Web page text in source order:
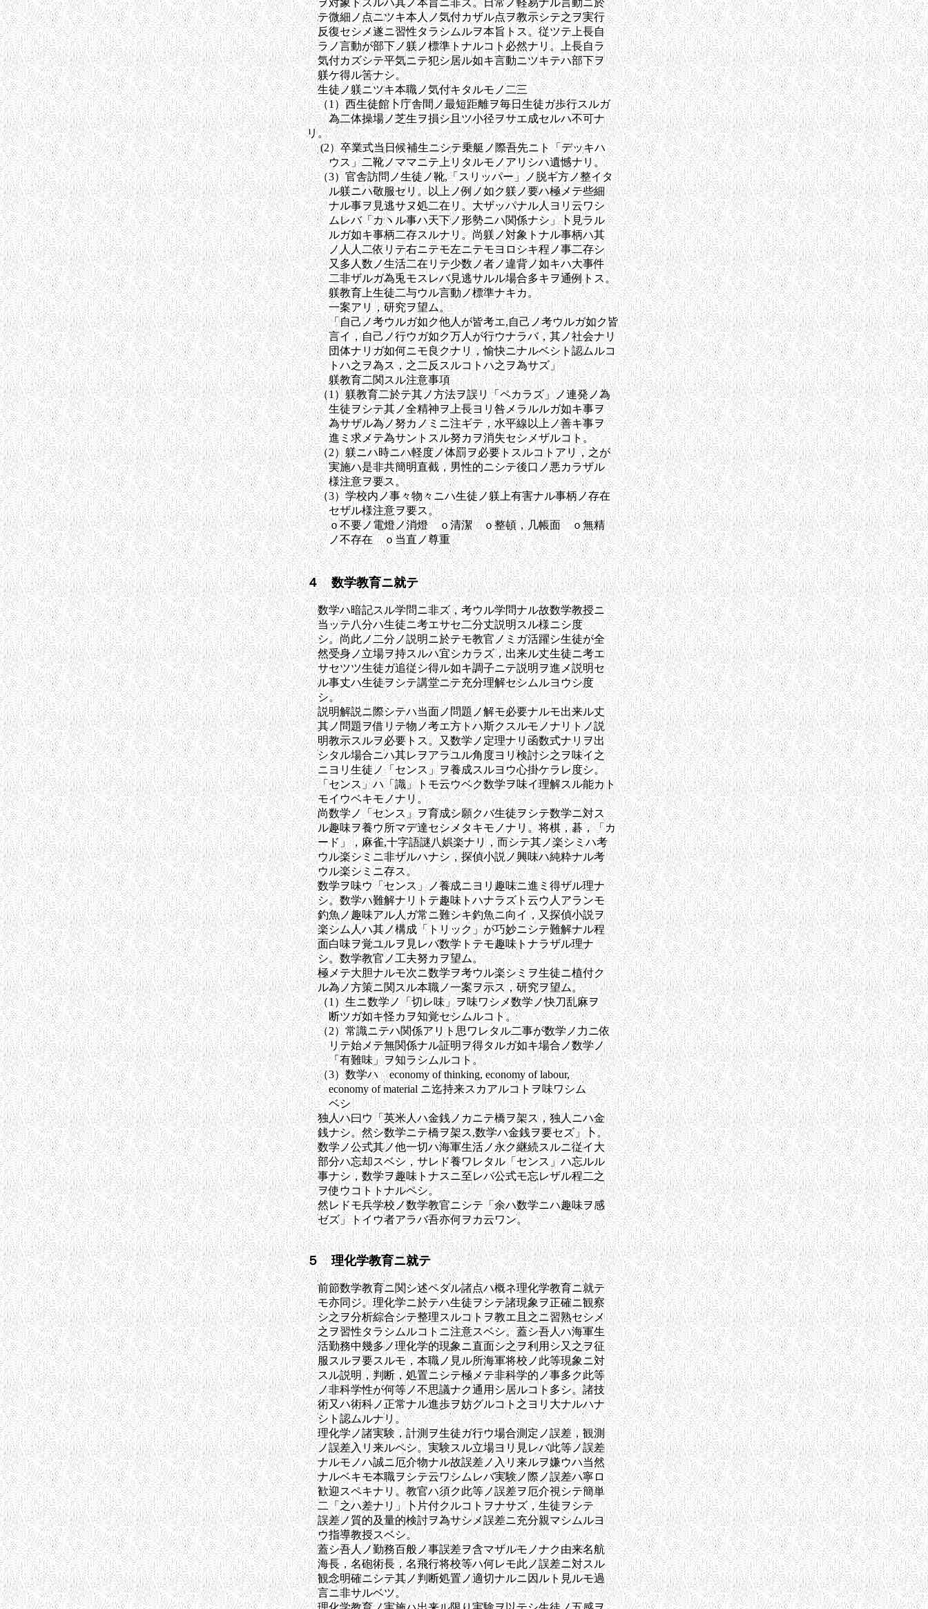
ヲ対象トスルハ其ノ本旨ニ非ズ。日常ノ軽易ナル言動ニ於
テ微細ノ点ニツキ本人ノ気付カザル点ヲ教示シテ之ヲ実行
反復セシメ遂ニ習性タラシムルヲ本旨トス。従ツテ上長自
ラノ言動が部下ノ躾ノ標準トナルコト必然ナリ。上長自ラ
気付カズシテ平気ニテ犯シ居ル如キ言動ニツキテハ部下ヲ
躾ケ得ル筈ナシ。
生徒ノ躾ニツキ本職ノ気付キタルモノ二三
（1）西生徒館卜庁舎間ノ最短距離ヲ毎日生徒ガ歩行スルガ
為二体操場ノ芝生ヲ損シ且ツ小径ヲサエ成セルハ不可ナ
リ。
(2）卒業式当日候補生ニシテ乗艇ノ際吾先ニト「デッキハ
ウス」二靴ノママニテ上リタルモノアリシハ遺憾ナリ。
（3）官舎訪問ノ生徒ノ靴,「スリッパー」ノ脱ギ方ノ整イタ
ル躾ニハ敬服セリ。以上ノ例ノ如ク躾ノ要ハ極メテ些細
ナル事ヲ見逃サヌ処二在リ。大ザッパナル人ヨリ云ワシ
ムレバ「カヽル事ハ天下ノ形勢ニハ関係ナシ」卜見ラル
ルガ如キ事柄二存スルナリ。尚躾ノ対象トナル事柄ハ其
ノ人人二依リテ右ニテモ左ニテモヨロシキ程ノ事二存シ
又多人数ノ生活二在リテ少数ノ者ノ違背ノ如キハ大事件
二非ザルガ為兎モスレバ見逃サルル場合多キヲ通例トス。
躾教育上生徒二与ウル言動ノ標準ナキカ。
一案アリ，研究ヲ望ム。
「自己ノ考ウルガ如ク他人が皆考エ,自己ノ考ウルガ如ク皆
言イ，自己ノ行ウガ如ク万人が行ウナラバ，其ノ社会ナリ
団体ナリガ如何ニモ良クナリ，愉快ニナルベシト認ムルコ
トハ之ヲ為ス，之二反スルコトハ之ヲ為サズ」
躾教育二関スル注意事項
（1）躾教育二於テ其ノ方法ヲ誤リ「ペカラズ」ノ連発ノ為
生徒ヲシテ其ノ全精神ヲ上長ヨリ咎メラルルガ如キ事ヲ
為サザル為ノ努カノミニ注ギテ，水平線以上ノ善キ事ヲ
進ミ求メテ為サントスル努カヲ消失セシメザルコト。
（2）躾ニハ時ニハ軽度ノ体罰ヲ必要トスルコトアリ，之が
実施ハ是非共簡明直截，男性的ニシテ後口ノ悪カラザル
様注意ヲ要ス。
（3）学校内ノ事々物々ニハ生徒ノ躾上有害ナル事柄ノ存在
セザル様注意ヲ要ス。
ｏ不要ノ電燈ノ消燈 ｏ清潔 ｏ整頓，几帳面 ｏ無精
ノ不存在 ｏ当直ノ尊重
４ 数学教育ニ就テ
数学ハ暗記スル学問ニ非ズ，考ウル学問ナル故数学教授ニ
当ッテ八分ハ生徒ニ考エサセ二分丈説明スル様ニシ度
シ。尚此ノ二分ノ説明ニ於テモ教官ノミガ活躍シ生徒が全
然受身ノ立場ヲ持スルハ宜シカラズ，出来ル丈生徒ニ考エ
サセツツ生徒ガ追従シ得ル如キ調子ニテ説明ヲ進メ説明セ
ル事丈ハ生徒ヲシテ講堂ニテ充分理解セシムルヨウシ度
シ。
説明解説ニ際シテハ当面ノ問題ノ解モ必要ナルモ出来ル丈
其ノ問題ヲ借リテ物ノ考エ方トハ斯クスルモノナリトノ説
明教示スルヲ必要トス。又数学ノ定理ナリ函数式ナリヲ出
シタル場合ニハ其レヲアラユル角度ヨリ検討シ之ヲ味イ之
ニヨリ生徒ノ「センス」ヲ養成スルヨウ心掛ケラレ度シ。
「センス」ハ「識」トモ云ウベク数学ヲ味イ理解スル能カト
モイウベキモノナリ。
尚数学ノ「センス」ヲ育成シ願クバ生徒ヲシテ数学ニ対ス
ル趣味ヲ養ウ所マデ達セシメタキモノナリ。将棋，碁，「カ
ード」，麻雀,十字語謎八娯楽ナリ，而シテ其ノ楽シミハ考
ウル楽シミニ非ザルハナシ，探偵小説ノ興味ハ純粋ナル考
ウル楽シミニ存ス。
数学ヲ味ウ「センス」ノ養成ニヨリ趣味ニ進ミ得ザル理ナ
シ。数学ハ難解ナリトテ趣味トハナラズト云ウ人アランモ
釣魚ノ趣味アル人ガ常ニ難シキ釣魚ニ向イ，又探偵小説ヲ
楽シム人ハ其ノ構成「トリック」が巧妙ニシテ難解ナル程
面白味ヲ覚ユルヲ見レバ数学トテモ趣味トナラザル理ナ
シ。数学教官ノ工夫努カヲ望ム。
極メテ大胆ナルモ次ニ数学ヲ考ウル楽シミヲ生徒ニ植付ク
ル為ノ方策ニ関スル本職ノ一案ヲ示ス，研究ヲ望ム。
（1）生ニ数学ノ「切レ味」ヲ味ワシメ数学ノ快刀乱麻ヲ
断ツガ如キ怪カヲ知覚セシムルコト。
（2）常識ニテハ関係アリト思ワレタル二事が数学ノ力ニ依
リテ始メテ無関係ナル証明ヲ得タルガ如キ場合ノ数学ノ
「有難味」ヲ知ラシムルコト。
（3）数学ハ economy of thinking, economy of labour,
economy of material ニ迄持来スカアルコトヲ味ワシム
ベシ
独人ハ曰ウ「英米人ハ金銭ノカニテ橋ヲ架ス，独人ニハ金
銭ナシ。然シ数学ニテ橋ヲ架ス,数学ハ金銭ヲ要セズ」卜。
数学ノ公式其ノ他一切ハ海軍生活ノ永ク継続スルニ従イ大
部分ハ忘却スベシ，サレド養ワレタル「センス」ハ忘ルル
事ナシ，数学ヲ趣味トナスニ至レバ公式モ忘レザル程二之
ヲ使ウコトトナルペシ。
然レドモ兵学校ノ数学教官ニシテ「余ハ数学ニハ趣味ヲ感
ゼズ」トイウ者アラバ吾亦何ヲカ云ワン。
５ 理化学教育ニ就テ
前節数学教育ニ関シ述ペダル諸点ハ概ネ理化学教育ニ就テ
モ亦同ジ。理化学ニ於テハ生徒ヲシテ諸現象ヲ正確ニ観察
シ之ヲ分析綜合シテ整理スルコトヲ教エ且之ニ習熟セシメ
之ヲ習性タラシムルコトニ注意スベシ。蓋シ吾人ハ海軍生
活勤務中幾多ノ理化学的現象ニ直面シ之ヲ利用シ又之ヲ征
服スルヲ要スルモ，本職ノ見ル所海軍将校ノ此等現象ニ対
スル説明，判断，処置ニシテ極メテ非科学的ノ事多ク此等
ノ非科学性が何等ノ不思議ナク通用シ居ルコト多シ。諸技
術又ハ術科ノ正常ナル進歩ヲ妨グルコト之ヨリ大ナルハナ
シト認ムルナリ。
理化学ノ諸実験，計測ヲ生徒ガ行ウ場合測定ノ誤差，観測
ノ誤差入リ来ルペシ。実験スル立場ヨリ見レバ此等ノ誤差
ナルモノハ誠ニ厄介物ナル故誤差ノ入リ来ルヲ嫌ウハ当然
ナルベキモ本職ヲシテ云ワシムレバ実験ノ際ノ誤差ハ寧ロ
歓迎スペキナリ。教官ハ須ク此等ノ誤差ヲ厄介視シテ簡単
二「之ハ差ナリ」卜片付クルコトヲナサズ，生徒ヲシテ
誤差ノ質的及量的検討ヲ為サシメ誤差ニ充分親マシムルヨ
ウ指導教授スベシ。
蓋シ吾人ノ勤務百般ノ事誤差ヲ含マザルモノナク由来名航
海長，名砲術長，名飛行将校等ハ何レモ此ノ誤差ニ対スル
観念明確ニシテ其ノ判断処置ノ適切ナルニ因ルト見ルモ過
言ニ非サルベツ。